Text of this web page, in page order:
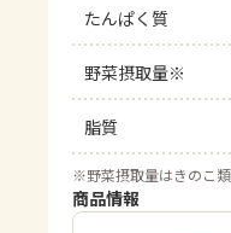
たんぱく質
野菜摂取量※
脂質
※野菜摂取量はきのこ
商品情報